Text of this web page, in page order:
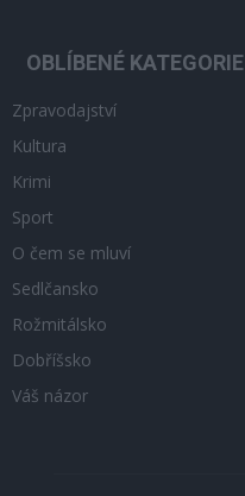
OBLÍBENÉ KATEGORIE
Zpravodajství
Kultura
Krimi
Sport
O čem se mluví
Sedlčansko
Rožmitálsko
Dobříšsko
Váš názor